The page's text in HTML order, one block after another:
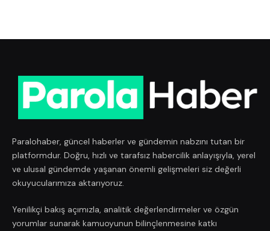
Paralohaber, güncel haberler ve gündemin nabzını tutan bir
platformdur. Doğru, hızlı ve tarafsız habercilik anlayışıyla, yerel
ve ulusal gündemde yaşanan önemli gelişmeleri siz değerli
okuyucularımıza aktarıyoruz.
Yenilikçi bakış açımızla, analitik değerlendirmeler ve özgün
yorumlar sunarak kamuoyunun bilinçlenmesine katkı